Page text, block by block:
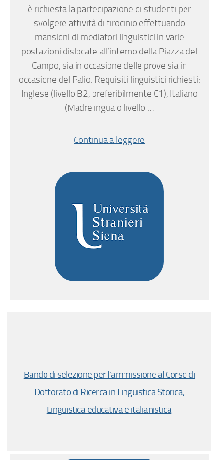
è richiesta la partecipazione di studenti per
svolgere attività di tirocinio effettuando
mansioni di mediatori linguistici in varie
postazioni dislocate all’interno della Piazza del
Campo, sia in occasione delle prove sia in
occasione del Palio. Requisiti linguistici richiesti:
Inglese (livello B2, preferibilmente C1), Italiano
(Madrelingua o livello …
Continua a leggere
Bando di selezione per l’ammissione al Corso di
Dottorato di Ricerca in Linguistica Storica,
Linguistica educativa e italianistica